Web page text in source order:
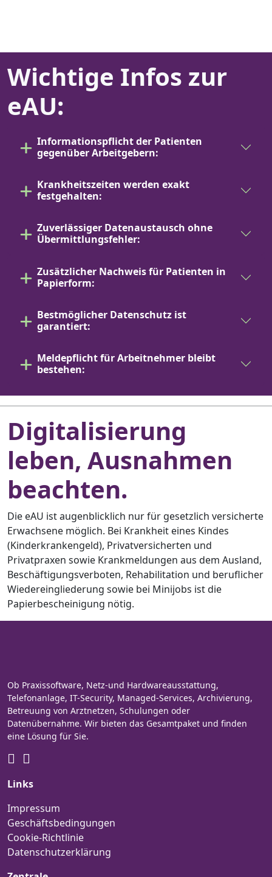
Wichtige Infos zur
eAU:
Informationspflicht der Patienten
gegenüber Arbeitgebern:
Krankheitszeiten werden exakt
festgehalten:
Zuverlässiger Datenaustausch ohne
Übermittlungsfehler:
Zusätzlicher Nachweis für Patienten in
Papierform:
Bestmöglicher Datenschutz ist
garantiert:
Meldepflicht für Arbeitnehmer bleibt
bestehen:
Digitalisierung
leben, Ausnahmen
beachten.
Die eAU ist augenblicklich nur für gesetzlich versicherte
Erwachsene möglich. Bei Krankheit eines Kindes
(Kinderkrankengeld), Privatversicherten und
Privatpraxen sowie Krankmeldungen aus dem Ausland,
Beschäftigungsverboten, Rehabilitation und beruflicher
Wiedereingliederung sowie bei Minijobs ist die
Papierbescheinigung nötig.
Ob Praxissoftware, Netz-und Hardwareausstattung,
Telefonanlage, IT-Security, Managed-Services, Archivierung,
Betreuung von Arztnetzen, Schulungen oder
Datenübernahme. Wir bieten das Gesamtpaket und finden
eine Lösung für Sie.
Links
Impressum
Geschäftsbedingungen
Cookie-Richtlinie
Datenschutzerklärung